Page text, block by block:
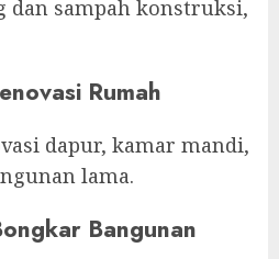
dan sampah konstruksi,
Rumah
dapur, kamar mandi,
lama.
Bangunan